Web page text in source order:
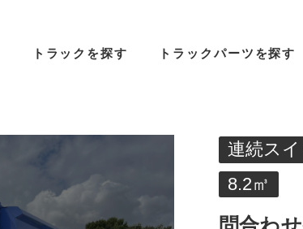
トラックを探す トラックパーツを探す
連続ス
8.2㎥